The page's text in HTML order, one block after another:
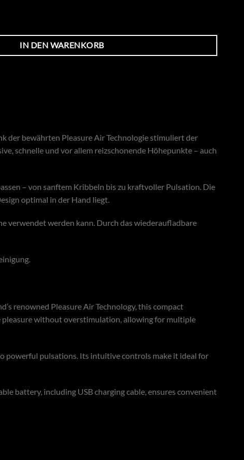
IN DEN WARENKORB
der bewährten Pleasure Air Technologie stimuliert der
schnelle und vor allem reizschonende Höhepunkte – auch
– von sanftem Kribbeln bis zu kraftvoller Pulsation. Die
optimal in der Hand liegt.
verwendet werden kann. Durch das wiederaufladbare
renowned Pleasure Air Technology, this compact
without overstimulation, allowing for multiple
powerful pulsations. Its intuitive controls make it ideal for
battery, including USB charging cable, ensures convenient